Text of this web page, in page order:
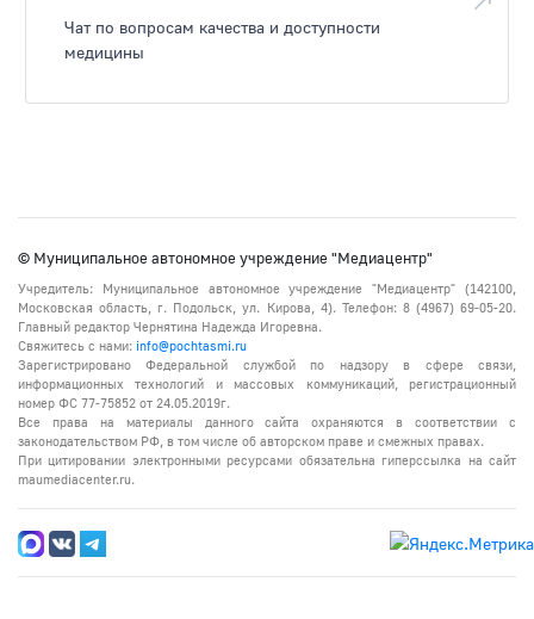
Чат по вопросам качества и доступности
медицины
© Муниципальное автономное учреждение "Медиацентр"
Учредитель: Муниципальное автономное учреждение "Медиацентр" (142100,
Московская область, г. Подольск, ул. Кирова, 4). Телефон: 8 (4967) 69-05-20.
Главный редактор Чернятина Надежда Игоревна.
Свяжитесь с нами: info@pochtasmi.ru
Зарегистрировано Федеральной службой по надзору в сфере связи,
информационных технологий и массовых коммуникаций, регистрационный
номер ФС 77-75852 от 24.05.2019г.
Все права на материалы данного сайта охраняются в соответствии с
законодательством РФ, в том числе об авторском праве и смежных правах.
При цитировании электронными ресурсами обязательна гиперссылка на сайт
maumediacenter.ru.